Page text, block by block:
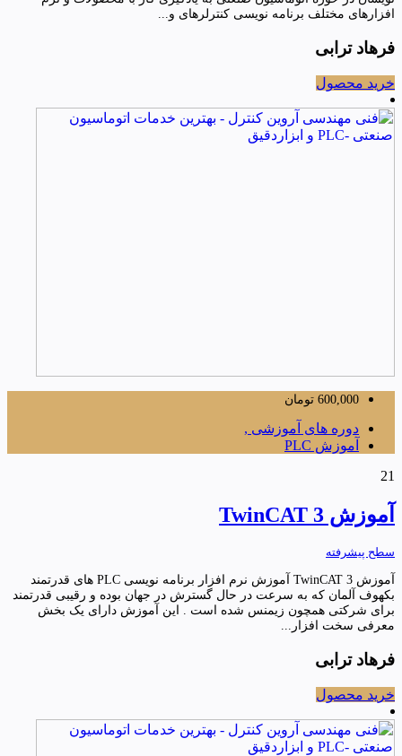
افزارهای مختلف برنامه نویسی کنترلرهای و...
فرهاد ترابی
خرید محصول
600,000 تومان
دوره های آموزشی ,
آموزش PLC
21
آموزش TwinCAT 3
سطح پیشرفته
آموزش TwinCAT 3 آموزش نرم افزار برنامه نویسی PLC های قدرتمند
بکهوف آلمان که به سرعت در حال گسترش در جهان بوده و رقیبی قدرتمند
برای شرکتی همچون زیمنس شده است . این آموزش دارای یک بخش
معرفی سخت افزار...
فرهاد ترابی
خرید محصول